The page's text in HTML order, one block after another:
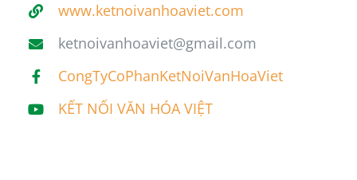
www.ketnoivanhoaviet.com
ketnoivanhoaviet@gmail.com
CongTyCoPhanKetNoiVanHoaViet
KẾT NỐI VĂN HÓA VIỆT